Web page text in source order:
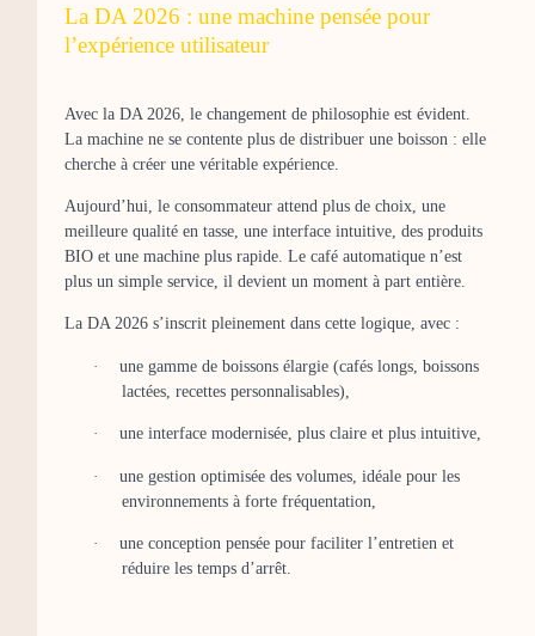
La DA 2026 : une machine pensée pour
l’expérience utilisateur
Avec la DA 2026, le changement de philosophie est évident.
La machine ne se contente plus de distribuer une boisson : elle
cherche à créer une véritable expérience.
Aujourd’hui, le consommateur attend plus de choix, une
meilleure qualité en tasse, une interface intuitive, des produits
BIO et une machine plus rapide. Le café automatique n’est
plus un simple service, il devient un moment à part entière.
La DA 2026 s’inscrit pleinement dans cette logique, avec :
·
une gamme de boissons élargie (cafés longs, boissons
lactées, recettes personnalisables),
· une interface modernisée, plus claire et plus intuitive,
·
une gestion optimisée des volumes, idéale pour les
environnements à forte fréquentation,
·
une conception pensée pour faciliter l’entretien et
réduire les temps d’arrêt.